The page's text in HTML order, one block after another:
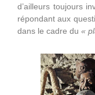
d’ailleurs toujours
répondant aux
dans le cadre du «